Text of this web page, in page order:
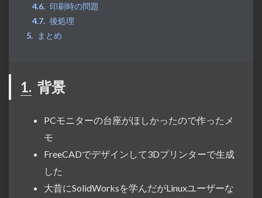
印刷時の問題
後処理
まとめ
1. 背景
PCモニターの台座がほしかったので作ったメ
モ
FreeCADでデザインして3Dプリンターで生成
した
大昔にSolidWorksを学んだがLinuxユーザーな